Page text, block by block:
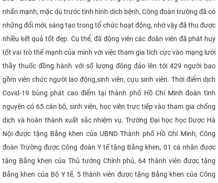
nhấn mạnh, mặc dù trước tình hình dịch bệnh, Công đoàn trường đã có
những đổi mới, sáng tạo trong tổ chức hoạt động, nhờ vậy đã thu được
nhiều kết quả tốt đẹp. Cụ thể, đã động viên các đoàn viên đã phát huy
tốt vai trò thế mạnh của mình với việc tham gia tích cực vào mạng lưới
thầy thuốc đồng hành với số lượng đông đảo lên tới 429 người bao
gồm viên chức người lao động,sinh viên, cựu sinh viên. Thời điểm dịch
Covid-19 bùng phát cao điểm tại thành phố Hồ Chí Minh đoàn tình
nguyện có 65 cán bộ, sinh viên, học viên trực tiếp vào tham gia chống
dịch và hoàn thành xuất sắc nhiệm vụ. Trường Đại học học Dược Hà
Nội được tặng Bằng khen của UBND Thành phố Hồ Chí Minh, Công
đoàn Trường được Công đoàn Y tế tặng Bằng khen, 01 cá nhân được
tặng Bằng khen của Thủ tướng Chính phủ, 64 thành viên được tặng
Bằng khen của Bộ Y tế, 5 thành viên được tặng Bằng khen của Công